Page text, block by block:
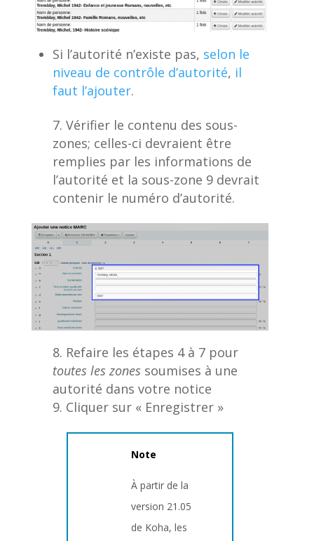
Si l’autorité n’existe pas, selon le
niveau de contrôle d’autorité, il
faut l’ajouter.
Vérifier le contenu des sous-
zones; celles-ci devraient être
remplies par les informations de
l’autorité et la sous-zone 9 devrait
contenir le numéro d’autorité.
Refaire les étapes 4 à 7 pour
toutes les zones soumises à une
autorité dans votre notice
Cliquer sur « Enregistrer »
Note
À partir de la
version 21.05
de Koha, les